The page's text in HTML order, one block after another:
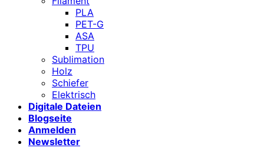
PLA
PET-G
ASA
TPU
Sublimation
Holz
Schiefer
Elektrisch
Digitale Dateien
Blogseite
Anmelden
Newsletter